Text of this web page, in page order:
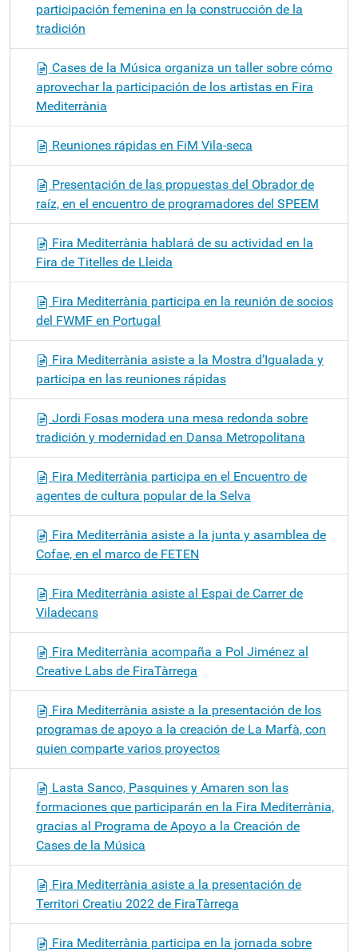
participación femenina en la construcción de la
tradición
Cases de la Música organiza un taller sobre cómo
aprovechar la participación de los artistas en Fira
Mediterrània
Reuniones rápidas en FiM Vila-seca
Presentación de las propuestas del Obrador de
raíz, en el encuentro de programadores del SPEEM
Fira Mediterrània hablará de su actividad en la
Fira de Titelles de Lleida
Fira Mediterrània participa en la reunión de socios
del FWMF en Portugal
Fira Mediterrània asiste a la Mostra d’Igualada y
participa en las reuniones rápidas
Jordi Fosas modera una mesa redonda sobre
tradición y modernidad en Dansa Metropolitana
Fira Mediterrània participa en el Encuentro de
agentes de cultura popular de la Selva
Fira Mediterrània asiste a la junta y asamblea de
Cofae, en el marco de FETEN
Fira Mediterrània asiste al Espai de Carrer de
Viladecans
Fira Mediterrània acompaña a Pol Jiménez al
Creative Labs de FiraTàrrega
Fira Mediterrània asiste a la presentación de los
programas de apoyo a la creación de La Marfà, con
quien comparte varios proyectos
Lasta Sanco, Pasquines y Amaren son las
formaciones que participarán en la Fira Mediterrània,
gracias al Programa de Apoyo a la Creación de
Cases de la Música
Fira Mediterrània asiste a la presentación de
Territori Creatiu 2022 de FiraTàrrega
Fira Mediterrània participa en la jornada sobre